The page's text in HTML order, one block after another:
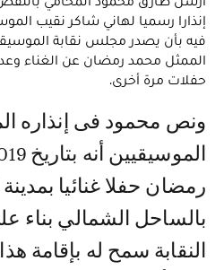
إنذارا رسميا لهاني شاكر نقيب
فيه بأن يصدر مجلس نقابة
الممثل محمد رمضان عن الغناء
حفلات مرة أخرى.
ونص محمود فى إنذاره الموجه لنقيب
رمضان حفلا غنائيا
بالساحل الشمالي بناء
النقابة سمح له بإقامة